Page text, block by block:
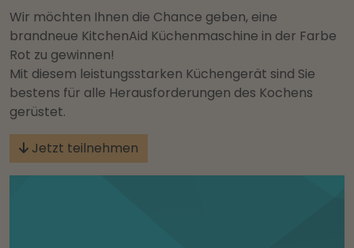
Wir möchten Ihnen die Chance geben, eine
brandneue KitchenAid Küchenmaschine in der Farbe
Rot zu gewinnen!
Mit diesem leistungsstarken Küchengerät sind Sie
bestens für alle Herausforderungen des Kochens
gerüstet.
Jetzt teilnehmen